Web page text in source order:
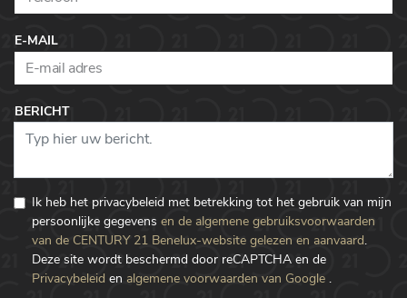
E-MAIL
BERICHT
Ik heb het privacybeleid met betrekking tot het gebruik van mijn
persoonlijke gegevens en de algemene gebruiksvoorwaarden
van de CENTURY 21 Benelux-website gelezen en aanvaard.
Deze site wordt beschermd door reCAPTCHA en de
Privacybeleid en algemene voorwaarden van Google .